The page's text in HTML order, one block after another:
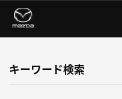
キーワード検索